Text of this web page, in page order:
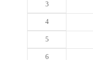
3
4
5
6